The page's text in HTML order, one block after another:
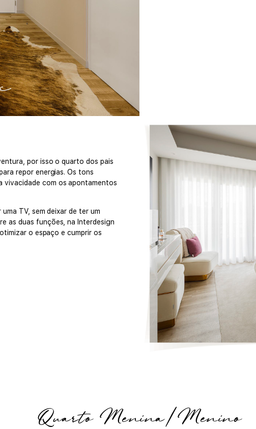
por isso o quarto dos pais
repor energias. Os tons
vivacidade com os apontamentos
TV, sem deixar de ter um
as duas funções, na Interdesign
o espaço e cumprir os
Quarto Menina/Menino